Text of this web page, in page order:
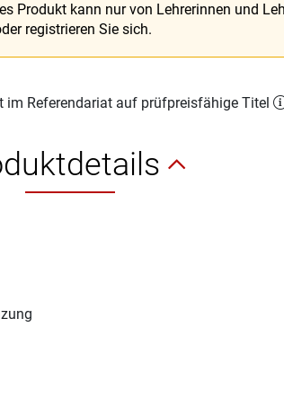
Produkt kann nur von Lehrerinnen und
registrieren Sie sich.
im Referendariat auf prüfpreisfähige Titel